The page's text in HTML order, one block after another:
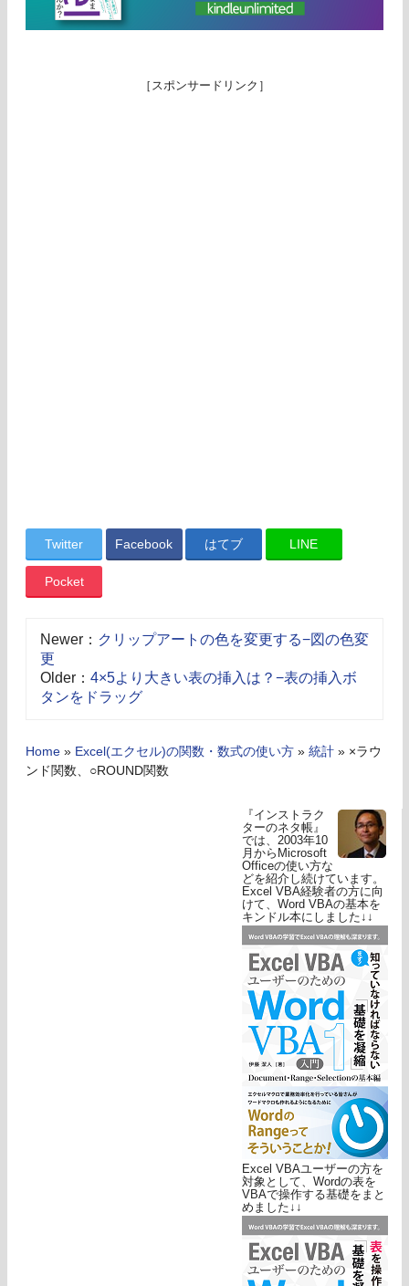
［スポンサードリンク］
Twitter Facebook はてブ LINE
Pocket
Newer： クリップアートの色を変更する−図の色変
更
Older： 4×5より大きい表の挿入は？−表の挿入ボ
タンをドラッグ
Home » Excel(エクセル)の関数・数式の使い方 » 統計 » ×ラウ
ンド関数、○ROUND関数
『インストラク
ターのネタ帳』
では、2003年10
月からMicrosoft
Officeの使い方な
どを紹介し続けています。
Excel VBA経験者の方に向
けて、Word VBAの基本を
キンドル本にしました↓↓
Excel VBAユーザーの方を
対象として、Wordの表を
VBAで操作する基礎をまと
めました↓↓